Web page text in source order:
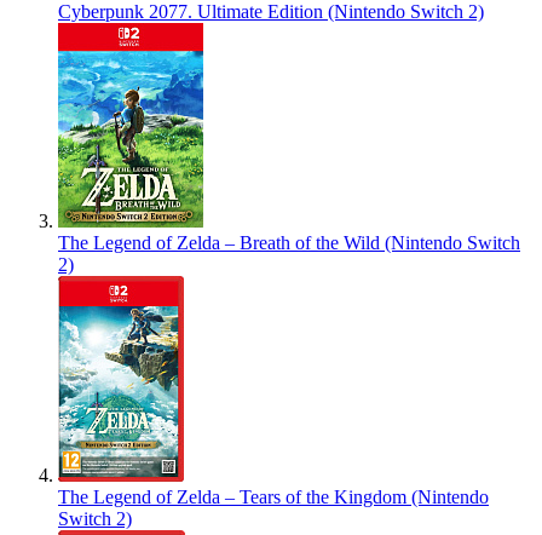
Cyberpunk 2077. Ultimate Edition (Nintendo Switch 2)
The Legend of Zelda – Breath of the Wild (Nintendo Switch
2)
The Legend of Zelda – Tears of the Kingdom (Nintendo
Switch 2)